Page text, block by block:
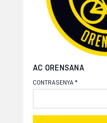
AC ORENSANA
CONTRASENYA *